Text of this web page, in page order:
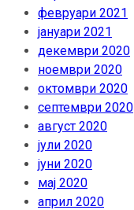
февруари 2021
јануари 2021
декември 2020
ноември 2020
октомври 2020
септември 2020
август 2020
јули 2020
јуни 2020
мај 2020
април 2020